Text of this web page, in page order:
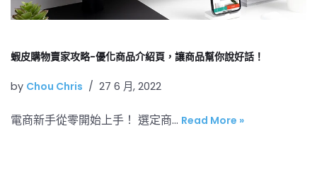
蝦皮購物賣家攻略-優化商品介紹頁，讓商品幫你說好話！
by Chou Chris 27 6 月, 2022
電商新手從零開始上手！ 選定商… Read More »